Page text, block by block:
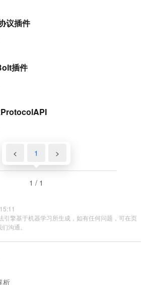
议插件
插件
< 1 >
1 / 1
引擎基于机器学习所生成，如有任何问题，可在页
沟通。
析